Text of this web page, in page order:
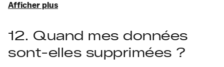
Afficher plus
12. Quand mes données
sont-elles supprimées ?